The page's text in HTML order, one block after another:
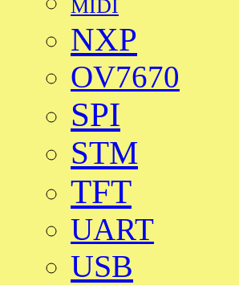
MIDI
NXP
OV7670
SPI
STM
TFT
UART
USB